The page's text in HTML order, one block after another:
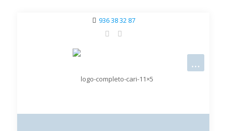
936 38 32 87